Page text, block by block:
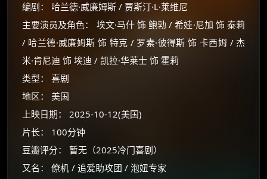
编剧： 哈兰德·威廉姆斯 / 贾斯汀·L·莱维尼
主要演员及角色： 埃文·马什 饰 鲍勃 / 希娃·尼加 饰 泰莉
/ 哈兰德·威廉姆斯 饰 特克 / 罗素·彼得斯 饰 卡西姆 / 杰
米·肯尼迪 饰 埃迪 / 凯拉·华莱士 饰 霍莉
类型： 喜剧
地区： 美国
上映日期： 2025-10-12(美国)
片长： 100分钟
豆瓣评分： 暂无（2025冷门喜剧）
又名： 僚机 / 追爱助攻团 / 泡妞专家